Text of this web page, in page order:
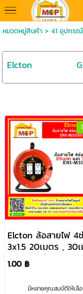
หมวดหมู่สินค้า> 41 อุปกร
Elcton
Elcton ล้อสายไฟ 4
3x1.5 20เมตร , 30
EN1-M31520
1.00 ฿
มีหลายคุณสมบัติให้เลื